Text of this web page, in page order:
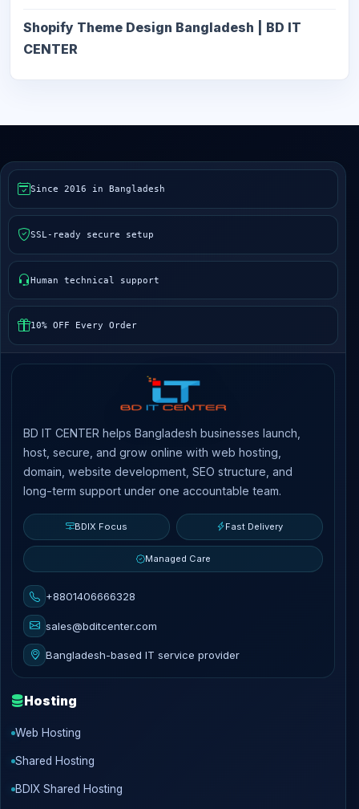
Shopify Theme Design Bangladesh | BD IT
CENTER
Since 2016 in Bangladesh
SSL-ready secure setup
Human technical support
10% OFF Every Order
BD IT CENTER helps Bangladesh businesses launch,
host, secure, and grow online with web hosting,
domain, website development, SEO structure, and
long-term support under one accountable team.
BDIX Focus Fast Delivery
Managed Care
+8801406666328
sales@bditcenter.com
Bangladesh-based IT service provider
Hosting
Web Hosting
Shared Hosting
BDIX Shared Hosting